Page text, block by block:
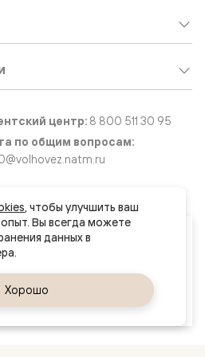
город
Черкесск
центр: 8 800 511 30 95
по общим вопросам:
офертой
, чтобы улучшить ваш
Вы всегда можете
данных в
Хорошо